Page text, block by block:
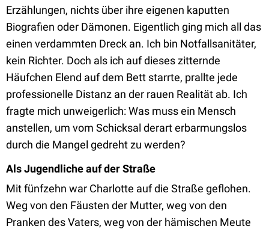
Erzählungen, nichts über ihre eigenen kaputten
Biografien oder Dämonen. Eigentlich ging mich all das
einen verdammten Dreck an. Ich bin Notfallsanitäter,
kein Richter. Doch als ich auf dieses zitternde
Häufchen Elend auf dem Bett starrte, prallte jede
professionelle Distanz an der rauen Realität ab. Ich
fragte mich unweigerlich: Was muss ein Mensch
anstellen, um vom Schicksal derart erbarmungslos
durch die Mangel gedreht zu werden?
Als Jugendliche auf der Straße
Mit fünfzehn war Charlotte auf die Straße geflohen.
Weg von den Fäusten der Mutter, weg von den
Pranken des Vaters, weg von der hämischen Meute